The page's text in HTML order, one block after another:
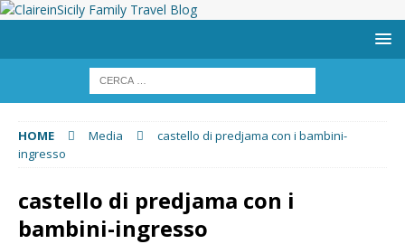
HOME Media
castello di predjama con i bambini-
ingresso
castello di predjama con i
bambini-ingresso